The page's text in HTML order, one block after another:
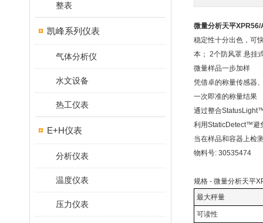
整表
凯峰系列仪表
气体分析仪
水文设备
热工仪表
E+H仪表
分析仪表
温度仪表
压力仪表
微量分析天平XPR56/
稳定性十分出色，可
本； 2个防风罩 悬挂
微量样品一步加样
凭借卓的称量传感器
一次即准的称量结果
通过整合
利用StaticDetect™避
当在样品和容器上检
物料号: 30535474
规格 - 微量分析天平
最大秤量
可读性